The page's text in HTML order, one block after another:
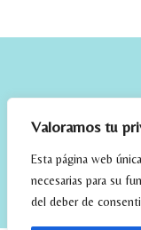
Valoramos tu
Esta página web
necesarias para su
del deber de